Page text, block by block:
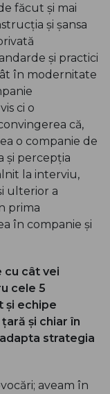
făcut și mai
și șansa
și practici
în modernitate
ci o
că,
o companie de
și percepția
la interviu,
ulterior a
prima
în companie și
cu cât vei
cele 5
și echipe
și chiar în
strategia
aveam în